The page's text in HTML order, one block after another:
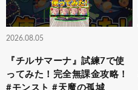
2026.08.05
『チルサマーナ』試練7で使
ってみた！完全無課金攻略！
#モンスト #天魔の孤城